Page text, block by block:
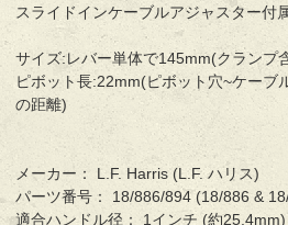
スライドインケーブルアジャスター付
サイズ:レバー単体で145mm(クランプ
ピボット長:22mm(ピボット穴~ケーブ
の距離)
メーカー： L.F. Harris (L.F. ハリス)
パーツ番号： 18/886/894 (18/886 &
適合ハンドル径： 1インチ (約25.4mm)